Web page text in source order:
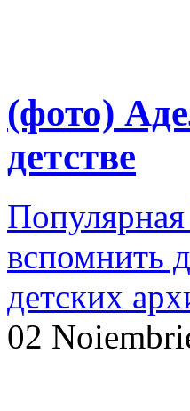
(фото)
детстве
вспомнить
детских
02